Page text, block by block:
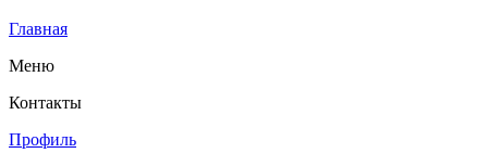
Главная
Меню
Контакты
Профиль